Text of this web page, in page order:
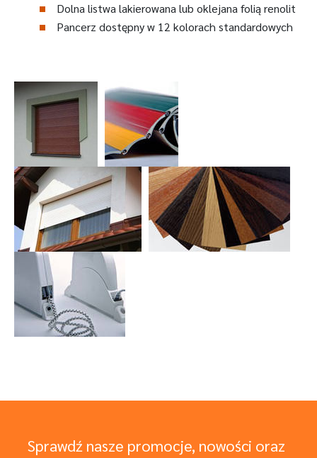
Dolna listwa lakierowana lub oklejana folią renolit
Pancerz dostępny w 12 kolorach standardowych
Sprawdź nasze promocje, nowości oraz